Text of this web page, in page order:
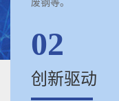
02
创新驱动